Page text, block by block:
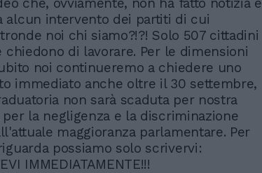
alcun intervento dei partiti di cui
noi chi siamo?!?! Solo 507 cittadini
chiedono di lavorare. Per le dimensioni
noi continueremo a chiedere uno
immediato anche oltre il 30 settembre,
non sarà scaduta per nostra
la negligenza e la discriminazione
maggioranza parlamentare. Per
possiamo solo scrivervi:
IMMEDIATAMENTE!!!